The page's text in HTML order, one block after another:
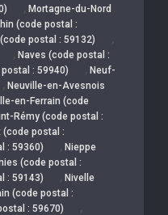
, Mortagne-du-Nord
(code postal :
postal : 59132) ,
, Naves (code postal :
: 59940) , Neuf-
, Neuville-en-Avesnois
en-Ferrain (code
Rémy (code postal :
postal :
: 59360) , Nieppe
(code postal :
: 59143) , Nivelle
(code postal :
: 59670) ,